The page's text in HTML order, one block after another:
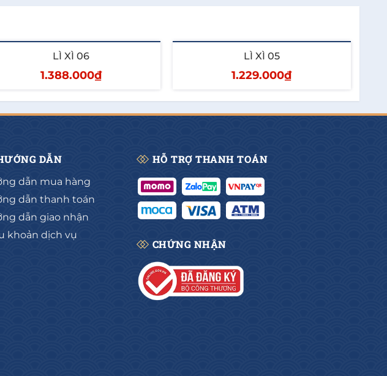
LÌ XÌ 06
1.388.000₫
LÌ XÌ 05
1.229.000₫
DẪN
dẫn mua hàng
dẫn thanh toán
dẫn giao nhận
khoản dịch vụ
HỖ TRỢ THANH TOÁN
CHỨNG NHẬN